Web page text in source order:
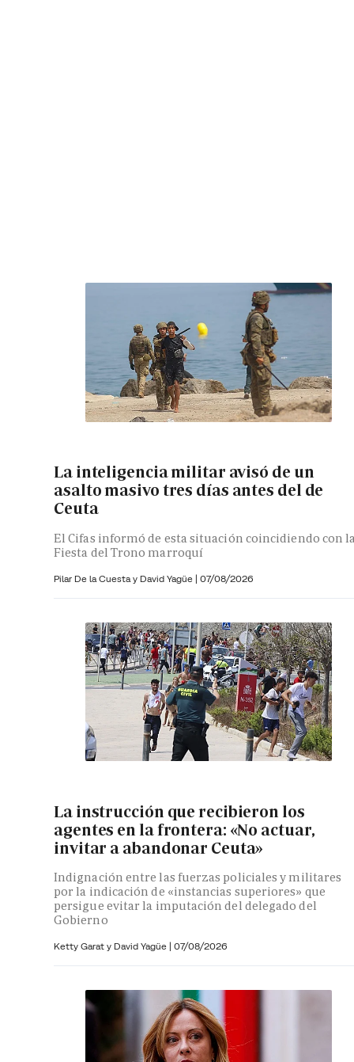
La inteligencia militar avisó de un
asalto masivo tres días antes del de
Ceuta
El Cifas informó de esta situación coincidiendo con
Fiesta del Trono marroquí
Pilar De la Cuesta y David Yagüe | 07/08/2026
La instrucción que recibieron los
agentes en la frontera: «No actuar,
invitar a abandonar Ceuta»
Indignación entre las fuerzas policiales y militares
por la indicación de «instancias superiores» que
persigue evitar la imputación del delegado del
Gobierno
Ketty Garat y David Yagüe | 07/08/2026